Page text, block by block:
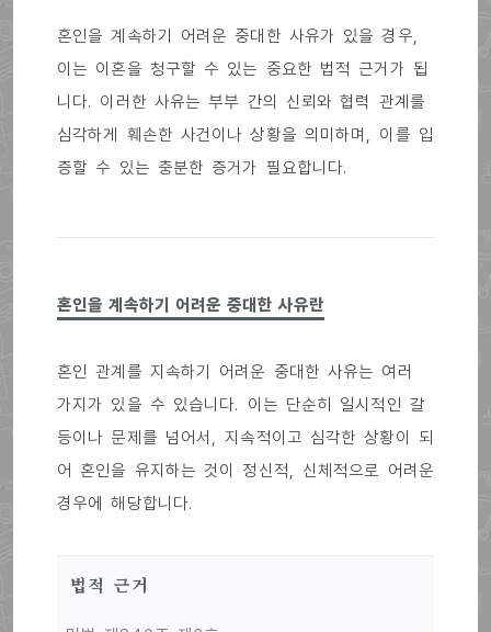
혼인을 계속하기 어려운 중대한 사유가 있을 경우,
이는 이혼을 청구할 수 있는 중요한 법적 근거가 됩
니다. 이러한 사유는 부부 간의 신뢰와 협력 관계를
심각하게 훼손한 사건이나 상황을 의미하며, 이를 입
증할 수 있는 충분한 증거가 필요합니다.
혼인을 계속하기 어려운 중대한 사유란
혼인 관계를 지속하기 어려운 중대한 사유는 여러
가지가 있을 수 있습니다. 이는 단순히 일시적인 갈
등이나 문제를 넘어서, 지속적이고 심각한 상황이 되
어 혼인을 유지하는 것이 정신적, 신체적으로 어려운
경우에 해당합니다.
법적 근거